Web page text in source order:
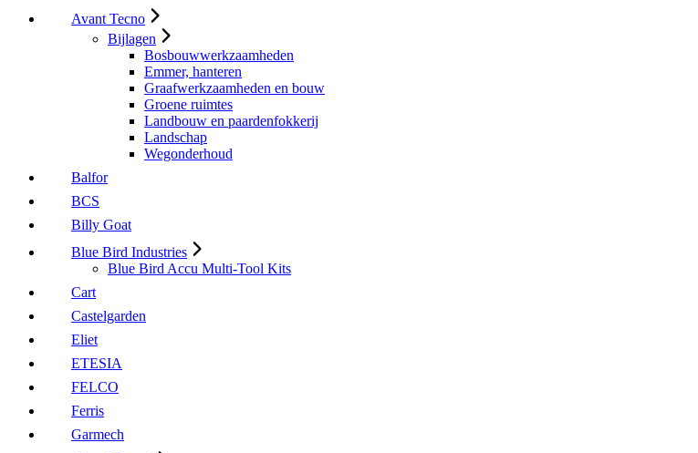
Avant Tecno
Bijlagen
Bosbouwwerkzaamheden
Emmer, hanteren
Graafwerkzaamheden en bouw
Groene ruimtes
Landbouw en paardenfokkerij
Landschap
Wegonderhoud
Balfor
BCS
Billy Goat
Blue Bird Industries
Blue Bird Accu Multi-Tool Kits
Cart
Castelgarden
Eliet
ETESIA
FELCO
Ferris
Garmech